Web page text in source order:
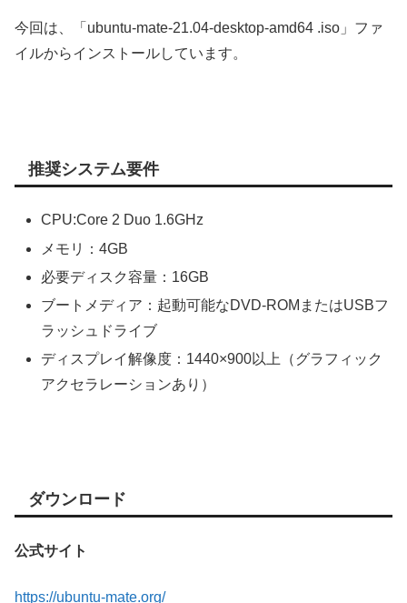
今回は、「ubuntu-mate-21.04-desktop-amd64 .iso」ファ
イルからインストールしています。
推奨システム要件
CPU:Core 2 Duo 1.6GHz
メモリ：4GB
必要ディスク容量：16GB
ブートメディア：起動可能なDVD-ROMまたはUSBフ
ラッシュドライブ
ディスプレイ解像度：1440×900以上（グラフィック
アクセラレーションあり）
ダウンロード
公式サイト
https://ubuntu-mate.org/